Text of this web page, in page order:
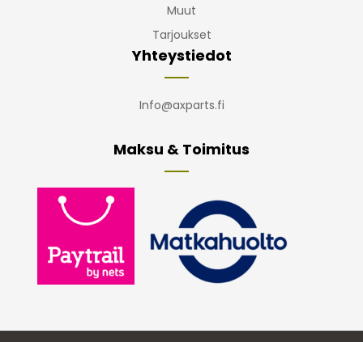
Muut
Tarjoukset
Yhteystiedot
Info@axparts.fi
Maksu & Toimitus